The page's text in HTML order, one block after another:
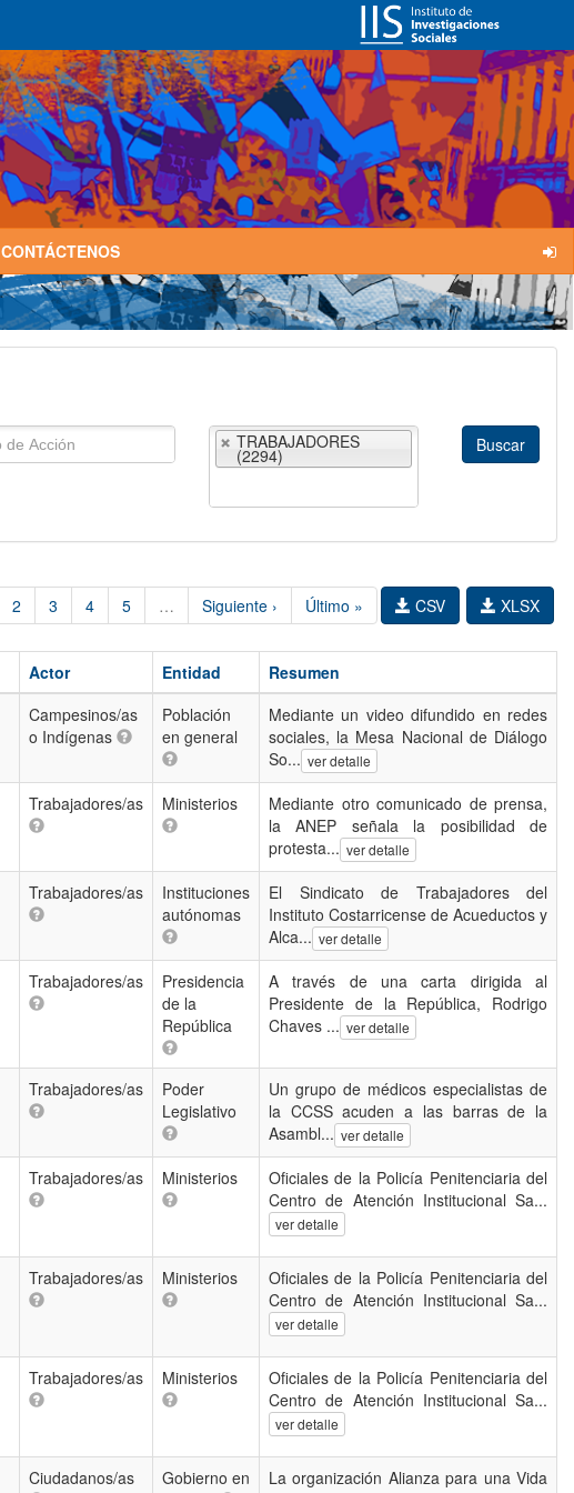
CONTÁCTENOS
TRABAJADORES
(2294)
2 3 4 5 … Siguiente › Último » XLSX
CSV
Actor Entidad
Resumen
Campesinos/as
o Indígenas
Población
en general
Mediante un video difundido en redes
sociales, la Mesa Nacional de Diálogo
So... ver detalle
Trabajadores/as Ministerios
Mediante otro comunicado de prensa,
la ANEP señala la posibilidad de
protesta... ver detalle
Trabajadores/as
Instituciones
autónomas
El Sindicato de Trabajadores del
Instituto Costarricense de Acueductos y
Alca... ver detalle
Trabajadores/as
Presidencia
de la
República
A través de una carta dirigida al
Presidente de la República, Rodrigo
Chaves ... ver detalle
Trabajadores/as
Poder
Legislativo
Un grupo de médicos especialistas de
la CCSS acuden a las barras de la
Asambl... ver detalle
Trabajadores/as Ministerios
Oficiales de la Policía Penitenciaria del
Centro de Atención Institucional Sa...
ver detalle
Trabajadores/as Ministerios
Oficiales de la Policía Penitenciaria del
Centro de Atención Institucional Sa...
ver detalle
Trabajadores/as Ministerios
Oficiales de la Policía Penitenciaria del
Centro de Atención Institucional Sa...
ver detalle
Ciudadanos/as
Gobierno en
La organización Alianza para una Vida